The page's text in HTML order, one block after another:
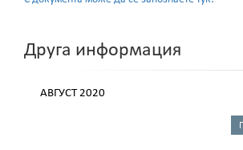
Друга информация
АВГУСТ 2020